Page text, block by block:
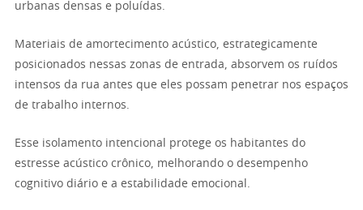
urbanas densas e poluídas.
Materiais de amortecimento acústico, estrategicamente
posicionados nessas zonas de entrada, absorvem os ruídos
intensos da rua antes que eles possam penetrar nos espaços
de trabalho internos.
Esse isolamento intencional protege os habitantes do
estresse acústico crônico, melhorando o desempenho
cognitivo diário e a estabilidade emocional.